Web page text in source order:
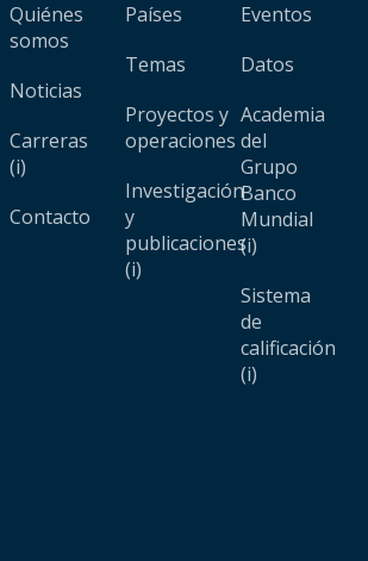
Quiénes
somos
Noticias
Carreras
(i)
Contacto
Países
Temas
Proyectos y
operaciones
Investigación
y
publicaciones
(i)
Eventos
Datos
Academia
del
Grupo
Banco
Mundial
(i)
Sistema
de
calificación
(i)